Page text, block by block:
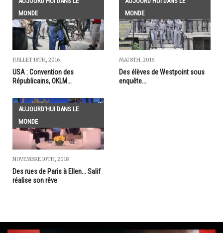
MONDE
JUILLET 18TH, 2016
USA : Convention des
Républicains, OKLM...
MONDE
MAI 8TH, 2016
Des élèves de Westpoint sous
enquête...
AUJOURD'HUI DANS LE
MONDE
NOVEMBRE 10TH, 2018
Des rues de Paris à Ellen... Salif
réalise son rêve